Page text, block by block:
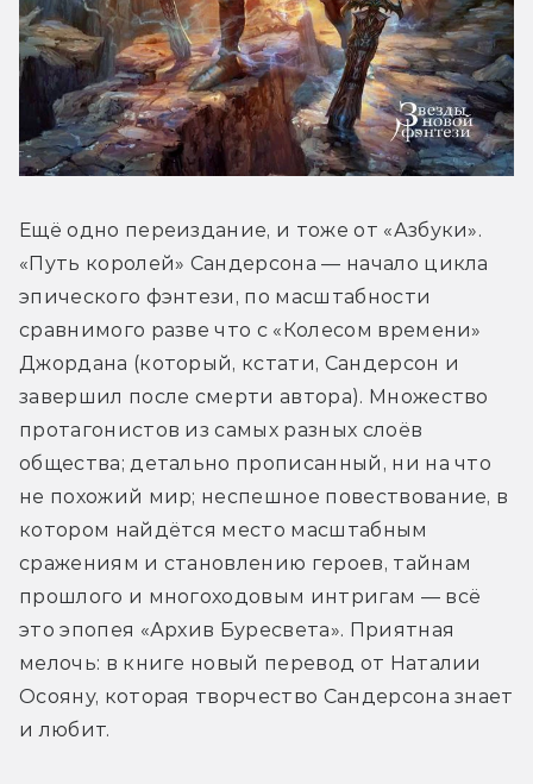
Ещё одно переиздание, и тоже от «Азбуки».
«Путь королей» Сандерсона — начало цикла
эпического фэнтези, по масштабности
сравнимого разве что с «Колесом времени»
Джордана (который, кстати, Сандерсон и
завершил после смерти автора). Множество
протагонистов из самых разных слоёв
общества; детально прописанный, ни на что
не похожий мир; неспешное повествование, в
котором найдётся место масштабным
сражениям и становлению героев, тайнам
прошлого и многоходовым интригам — всё
это эпопея «Архив Буресвета». Приятная
мелочь: в книге новый перевод от Наталии
Осояну, которая творчество Сандерсона знает
и любит.